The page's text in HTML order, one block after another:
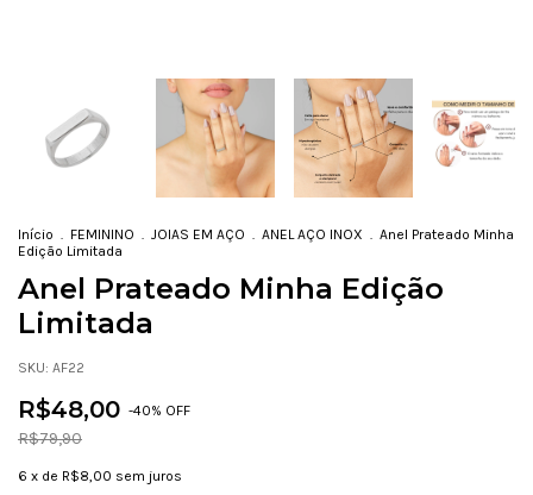
Início . FEMININO . JOIAS EM AÇO . ANEL AÇO INOX . Anel Prateado Minha
Edição Limitada
Anel Prateado Minha Edição
Limitada
SKU: AF22
R$48,00 -40% OFF
R$79,90
6 x de R$8,00 sem juros